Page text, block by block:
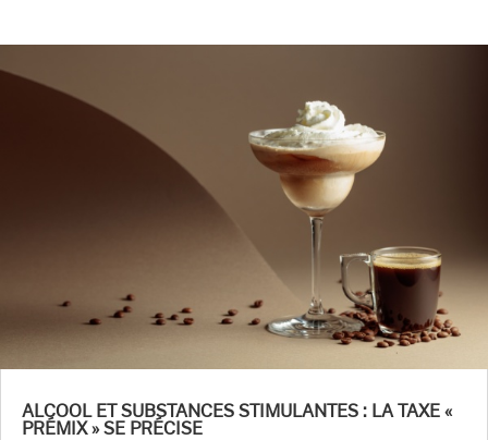
ALCOOL ET SUBSTANCES STIMULANTES : LA TAXE «
PRÉMIX » SE PRÉCISE